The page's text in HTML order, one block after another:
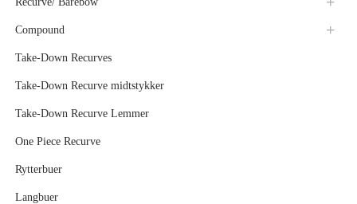
Compound
Take-Down Recurves
Take-Down Recurve midtstykker
Take-Down Recurve Lemmer
One Piece Recurve
Rytterbuer
Langbuer